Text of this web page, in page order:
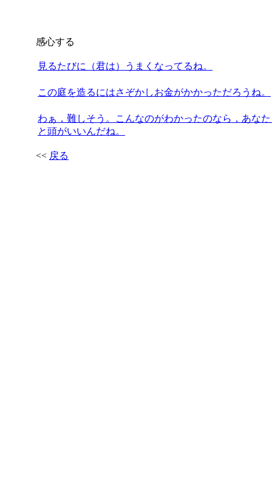
感心する
見るたびに（君は）うまくなってるね。
この庭を造るにはさぞかしお金がかかっただろうね。
わぁ，難しそう。こんなのがわかったのなら，あな
と頭がいいんだね。
<< 戻る